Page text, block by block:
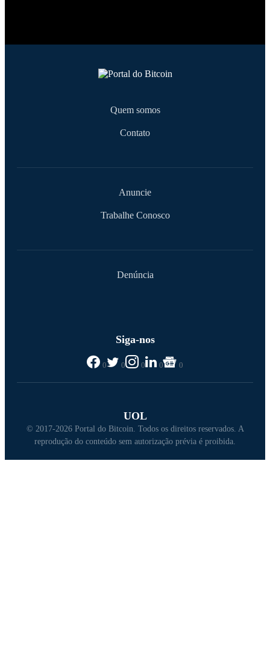
Quem somos
Contato
Anuncie
Trabalhe Conosco
Denúncia
Siga-nos
0 0 0 0 0
UOL
© 2017-2026 Portal do Bitcoin. Todos os direitos reservados. A
reprodução do conteúdo sem autorização prévia é proibida.